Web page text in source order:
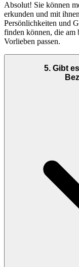
Absolut! Sie können
erkunden und mit
Persönlichkeiten und
finden können, die am
Vorlieben passen.
5. Gibt